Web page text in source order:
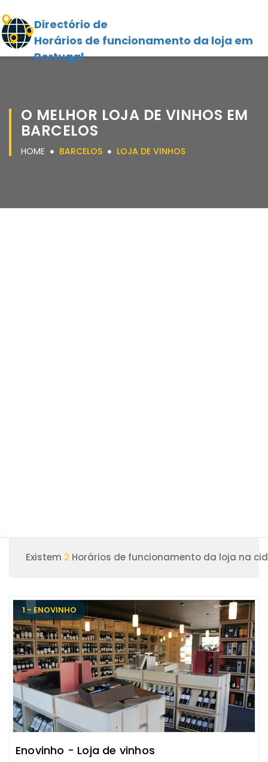
Directório de
Horários de funcionamento da loja em
Portugal
O MELHOR LOJA DE VINHOS EM
BARCELOS
HOME BARCELOS LOJA DE VINHOS
Existem 2 Horários de funcionamento da loja na
1 - ENOVINHO
Enovinho - Loja de vinhos